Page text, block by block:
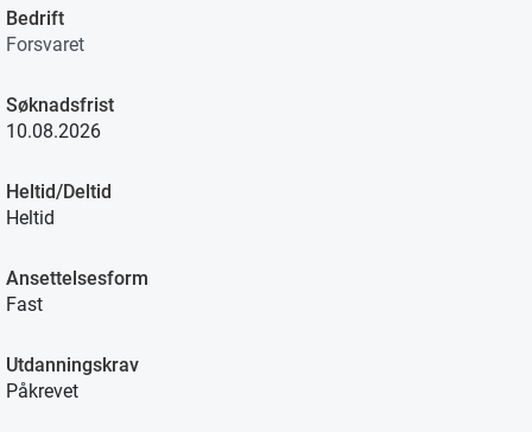
Bedrift
Forsvaret
Søknadsfrist
10.08.2026
Heltid/Deltid
Heltid
Ansettelsesform
Fast
Utdanningskrav
Påkrevet